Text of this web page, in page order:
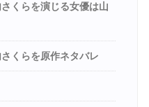
くらを演じる女優は山
くらを原作ネタバレ